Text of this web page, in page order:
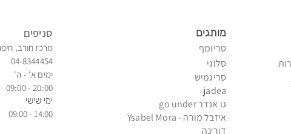
סניפים
מרכז חורב,
04-8344454
ימים א' - ה'
20:00 - 09:00
ימי שישי
14:00 - 09:00
מותגים
טריומף
סלוגי
סריגמיש
jadea
גו אנדר go under
איזבל מורה - Ysabel Mora
דורינה